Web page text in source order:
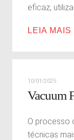
eficaz,
LEIA MAIS
10/01/2025
O processo
técnicas